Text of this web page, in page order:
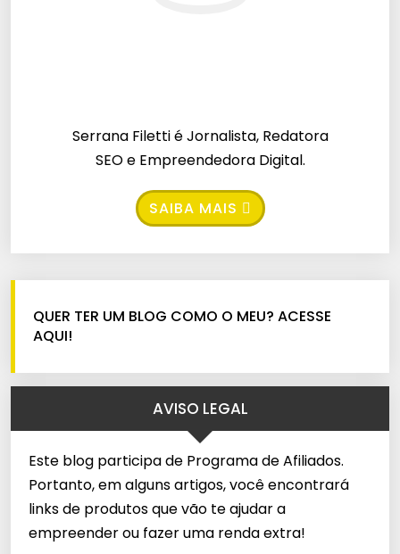
Serrana Filetti é Jornalista, Redatora
SEO e Empreendedora Digital.
SAIBA MAIS
QUER TER UM BLOG COMO O MEU? ACESSE
AQUI!
AVISO LEGAL
Este blog participa de Programa de Afiliados.
Portanto, em alguns artigos, você encontrará
links de produtos que vão te ajudar a
empreender ou fazer uma renda extra!